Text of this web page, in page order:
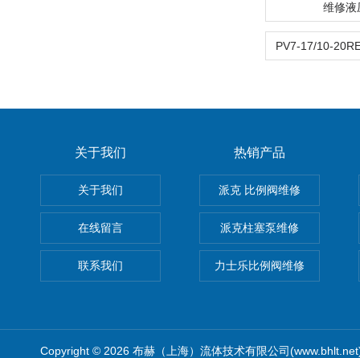
维修液
关于我们
关于我们
在线留言
联系我们
热销产品
派克 比例阀维修
派克柱塞泵维修
力士乐比例阀维修
Copyright © 2026 布赫（上海）流体技术有限公司